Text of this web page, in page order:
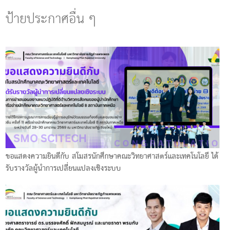
ป้ายประกาศอื่น ๆ
ขอแสดงความยินดีกับ สโมสรนักศึกษาคณะวิทยาศาสตร์และเทคโนโลยี ได้
รับรางวัลผู้นำการเปลี่ยนแปลงเชิงระบบ